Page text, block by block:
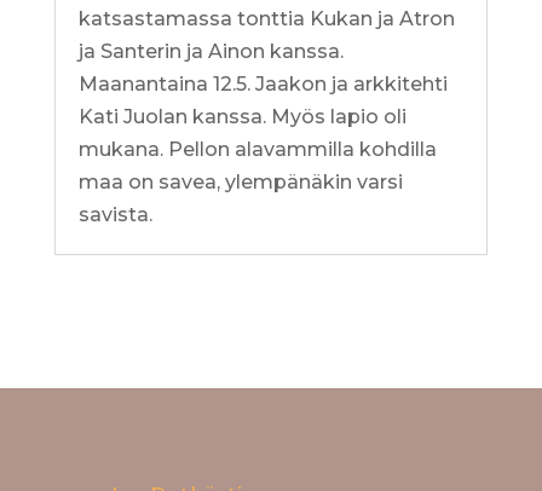
katsastamassa tonttia Kukan ja Atron
ja Santerin ja Ainon kanssa.
Maanantaina 12.5. Jaakon ja arkkitehti
Kati Juolan kanssa. Myös lapio oli
mukana. Pellon alavammilla kohdilla
maa on savea, ylempänäkin varsi
savista.